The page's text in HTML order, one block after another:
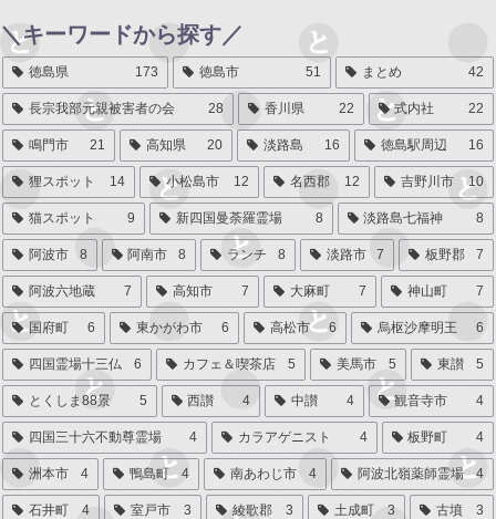
＼キーワードから探す／
徳島県 173 徳島市 51 まとめ 42
長宗我部元親被害者の会 28 香川県 22 式内社 22
鳴門市 21 高知県 20 淡路島 16 徳島駅周辺 16
狸スポット 14 小松島市 12 名西郡 12 吉野川市 10
猫スポット 9 新四国曼荼羅霊場 8 淡路島七福神 8
阿波市 8 阿南市 8 ランチ 8 淡路市 7 板野郡 7
阿波六地蔵 7 高知市 7 大麻町 7 神山町 7
国府町 6 東かがわ市 6 高松市 6 烏枢沙摩明王 6
四国霊場十三仏 6 カフェ＆喫茶店 5 美馬市 5 東讃 5
とくしま88景 5 西讃 4 中讃 4 観音寺市 4
四国三十六不動尊霊場 4 カラアゲニスト 4 板野町 4
洲本市 4 鴨島町 4 南あわじ市 4 阿波北嶺薬師霊場 4
石井町 4 室戸市 3 綾歌郡 3 土成町 3 古墳 3